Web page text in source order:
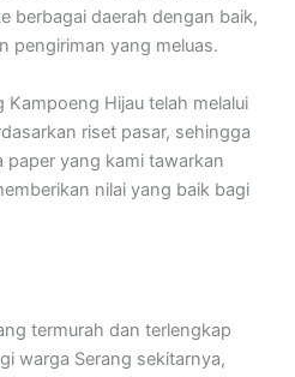
berbagai daerah dengan baik,
pengiriman yang meluas.
Kampoeng Hijau telah melalui
riset pasar, sehingga
paper yang kami tawarkan
nilai yang baik bagi
termurah dan terlengkap
warga Serang sekitarnya,